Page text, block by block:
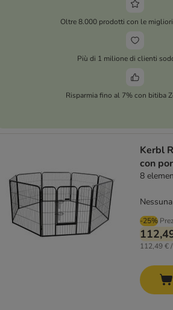
Oltre 8.000 prodotti con le
Più di 1 milione di clienti
Risparmia fino al 7% con bitiba
Kerbl
con
8
-25%
112,49 €